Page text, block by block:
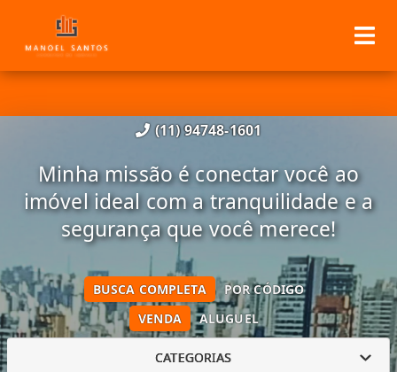
(11) 94748-1601
Minha missão é conectar você ao
imóvel ideal com a tranquilidade e a
segurança que você merece!
VENDA ALUGUEL
BUSCA COMPLETA POR CÓDIGO
CATEGORIAS